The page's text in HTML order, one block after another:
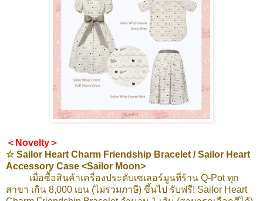
＜Novelty＞
☆ Sailor Heart Charm Friendship Bracelet / Sailor Heart
Accessory Case <Sailor Moon>
เมื่อซื้อสินค้าเครื่องประดับเซเลอร์มูนที่ร้าน Q-Pot ทุก
สาขา เกิน 8,000 เยน (ไม่รวมภาษี) ขึ้นไป รับฟรี! Sailor Heart